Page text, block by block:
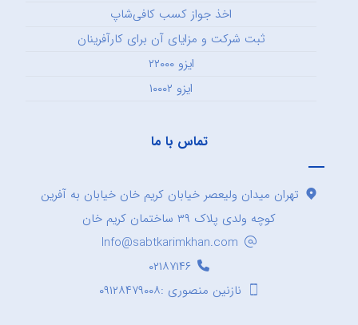
اخذ جواز کسب کافی‌شاپ
ثبت شرکت و مزایای آن برای کارآفرینان
ایزو ۲۲۰۰۰
ایزو ۱۰۰۰۲
تماس با ما
تهران میدان ولیعصر خیابان کریم خان خیابان به آفرین
کوچه ولدی پلاک ۳۹ ساختمان کریم خان
Info@sabtkarimkhan.com
۰۲۱۸۷۱۴۶
نازنین منصوری :۰۹۱۲۸۴۷۹۰۰۸